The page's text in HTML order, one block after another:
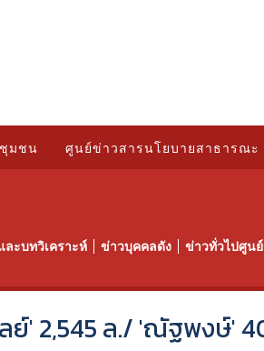
มชน ศูนย์ข่าวสารนโยบายสาธารณะ
ละบทวิเคราะห์ ข่าวบุคคลดัง ข่าวทั่วไปศูน
ย์' 2,545 ล./ 'ณัฐพงษ์'